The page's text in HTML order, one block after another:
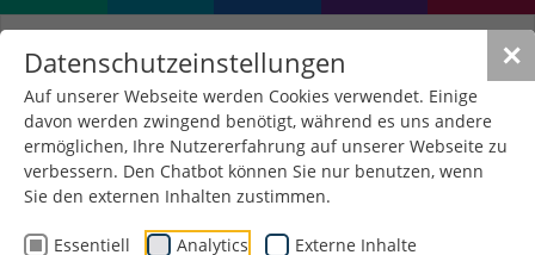
✕
Datenschutzeinstellungen
Auf unserer Webseite werden Cookies verwendet. Einige
davon werden zwingend benötigt, während es uns andere
ermöglichen, Ihre Nutzererfahrung auf unserer Webseite zu
verbessern. Den Chatbot können Sie nur benutzen, wenn
Sie den externen Inhalten zustimmen.
Essentiell Analytics Externe Inhalte